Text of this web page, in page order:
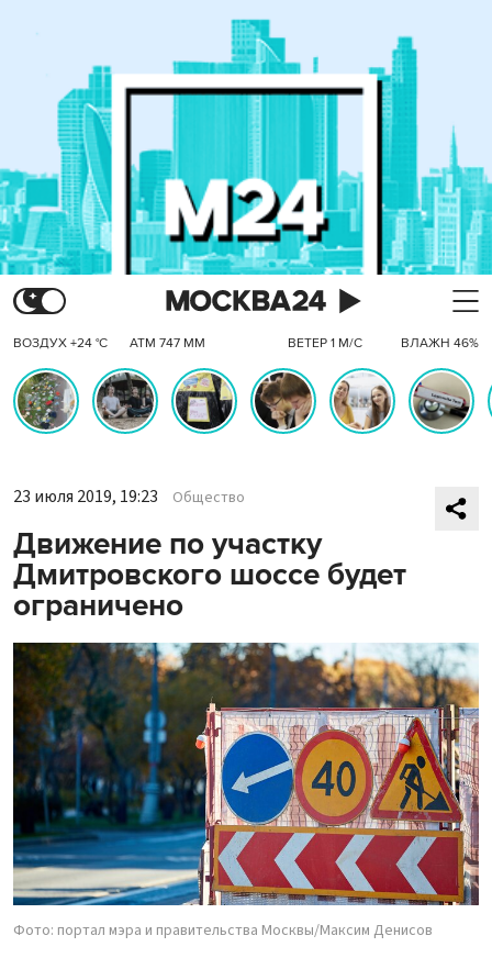
ВОЗДУХ +24 °C АТМ 747 ММ ВЕТЕР 1 М/С ВЛАЖН 46%
23 июля 2019, 19:23 Общество
Движение по участку
Дмитровского шоссе будет
ограничено
Фото: портал мэра и правительства Москвы/Максим Денисов